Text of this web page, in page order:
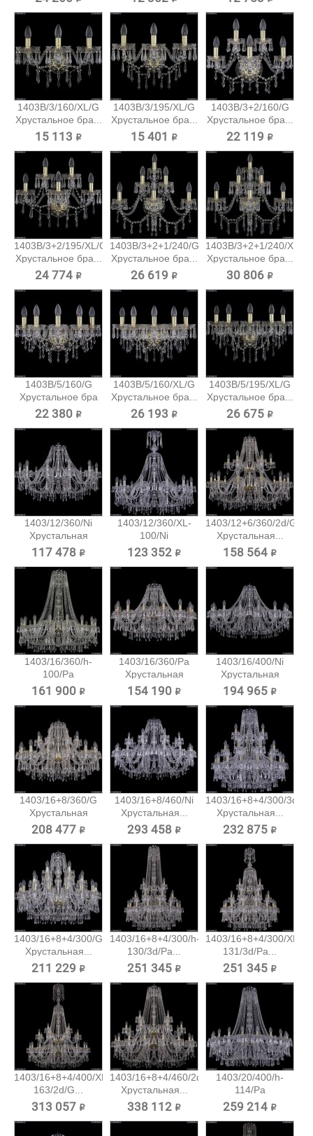
1403B/3/160/XL/G
Хрустальное бра...
15 113 ₽
1403B/3/195/XL/G
Хрустальное бра...
15 401 ₽
1403B/3+2/160/G
Хрустальное бра...
22 119 ₽
1403B/3+2/195/XL/G
Хрустальное бра...
24 774 ₽
1403B/3+2+1/240/G
Хрустальное бра...
26 619 ₽
1403B/3+2+1/240/XL/G
Хрустальное бра...
30 806 ₽
1403B/5/160/G
Хрустальное бра
Bohemia...
22 380 ₽
1403B/5/160/XL/G
Хрустальное бра...
26 193 ₽
1403B/5/195/XL/G
Хрустальное бра...
26 675 ₽
1403/12/360/Ni
Хрустальная
подвесная...
117 478 ₽
1403/12/360/XL-
100/Ni
Хрустальная...
123 352 ₽
1403/12+6/360/2d/G
Хрустальная...
158 564 ₽
1403/16/360/h-
100/Pa
Хрустальная...
161 900 ₽
1403/16/360/Pa
Хрустальная
подвесная...
154 190 ₽
1403/16/400/Ni
Хрустальная
подвесная...
194 965 ₽
1403/16+8/360/G
Хрустальная
подвесная...
208 477 ₽
1403/16+8/460/Ni
Хрустальная...
293 458 ₽
1403/16+8+4/300/3d/Pa
Хрустальная...
232 875 ₽
1403/16+8+4/300/G
Хрустальная...
211 229 ₽
1403/16+8+4/300/h-
130/3d/Pa...
251 345 ₽
1403/16+8+4/300/XL-
131/3d/Pa...
251 345 ₽
1403/16+8+4/400/XL-
163/2d/G...
313 057 ₽
1403/16+8+4/460/2d/G
Хрустальная...
338 112 ₽
1403/20/400/h-
114/Pa
Хрустальная...
259 214 ₽